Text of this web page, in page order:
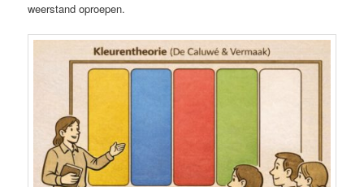
weerstand oproepen.